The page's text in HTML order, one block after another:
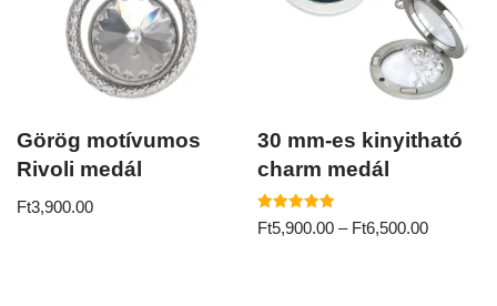
Görög motívumos
Rivoli medál
Ft3,900.00
30 mm-es kinyitható
charm medál
Értékelés:
5.00
Ft5,900.00 – Ft6,500.00